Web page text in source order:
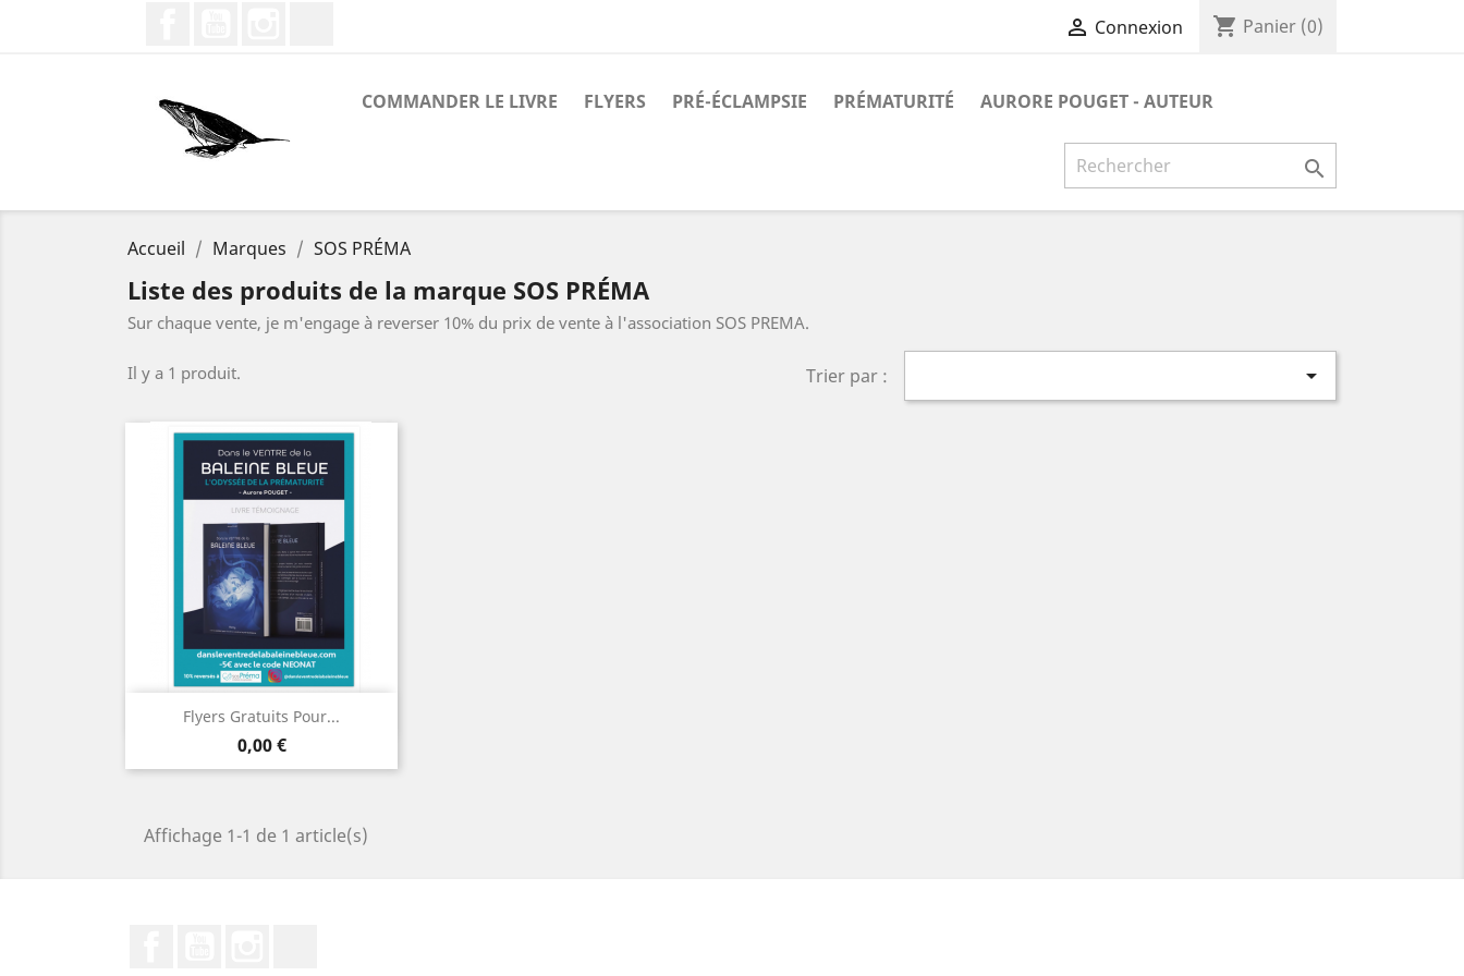
 Connexion shopping_cart Panier (0)
COMMANDER LE LIVRE FLYERS PRÉ-ÉCLAMPSIE PRÉMATURITÉ AURORE POUGET - AUTEUR

Accueil Marques SOS PRÉMA
Liste des produits de la marque SOS PRÉMA
Sur chaque vente, je m'engage à reverser 10% du prix de vente à l'association SOS PREMA.
Il y a 1 produit. Trier par : 
Flyers Gratuits Pour...
Prix
0,00 €
Aperçu rapide
Affichage 1-1 de 1 article(s)